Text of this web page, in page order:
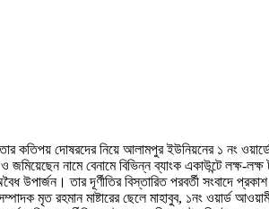
কতিপয় দোষরদের নিয়ে আলামপুর ইউনিয়নের ১ নং
নামে বেনামে বিভিন্ন ব্যাংক একাউন্টে লক্ষ-
তার দূর্ণীতির বিস্তারিত পরবর্তী সংবাদে
মৃত রহমান মাষ্টারের ছেলে মাহাবুব, ১নং ওয়ার্ড